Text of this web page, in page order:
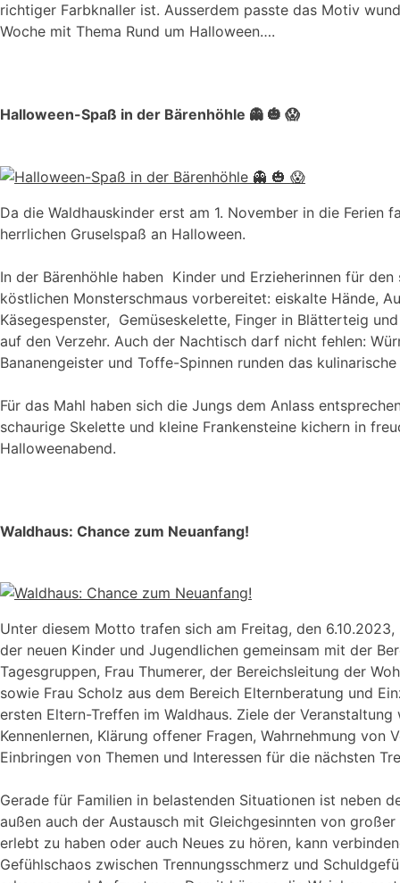
richtiger Farbknaller ist. Ausserdem passte das Motiv
Woche mit Thema Rund um Halloween….
Halloween-Spaß in der Bärenhöhle 👻 🎃 😱
Da die Waldhauskinder erst am 1. November in die Ferien
herrlichen Gruselspaß an Halloween.
In der Bärenhöhle haben Kinder und Erzieherinnen für den
köstlichen Monsterschmaus vorbereitet: eiskalte Hände,
Käsegespenster, Gemüseskelette, Finger in Blätterteig
auf den Verzehr. Auch der Nachtisch darf nicht fehlen:
Bananengeister und Toffe-Spinnen runden das
Für das Mahl haben sich die Jungs dem Anlass
schaurige Skelette und kleine Frankensteine kichern in
Halloweenabend.
Waldhaus: Chance zum Neuanfang!
Unter diesem Motto trafen sich am Freitag, den 6.10.2023,
der neuen Kinder und Jugendlichen gemeinsam mit der
Tagesgruppen, Frau Thumerer, der Bereichsleitung der
sowie Frau Scholz aus dem Bereich Elternberatung und
ersten Eltern-Treffen im Waldhaus. Ziele der
Kennenlernen, Klärung offener Fragen, Wahrnehmung von
Einbringen von Themen und Interessen für die nächsten
Gerade für Familien in belastenden Situationen ist neben
außen auch der Austausch mit Gleichgesinnten von großer
erlebt zu haben oder auch Neues zu hören, kann
Gefühlschaos zwischen Trennungsschmerz und